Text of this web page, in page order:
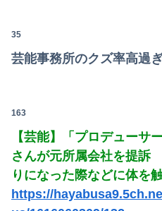
35
芸能事務所のクズ率高過
163
【芸能】「プロデューサ
さんが元所属会社を提訴
りになった際などに体を
https://